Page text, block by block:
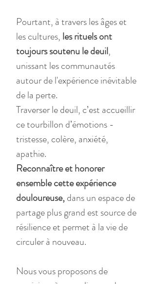
Pourtant, à travers les âges et
les cultures, les rituels ont
toujours soutenu le deuil,
unissant les communautés
autour de l'expérience inévitable
de la perte.
Traverser le deuil, c’est accueillir
ce tourbillon d’émotions -
tristesse, colère, anxiété,
apathie.
Reconnaître et honorer
ensemble cette expérience
douloureuse, dans un espace de
partage plus grand est source de
résilience et permet à la vie de
circuler à nouveau.
Nous vous proposons de